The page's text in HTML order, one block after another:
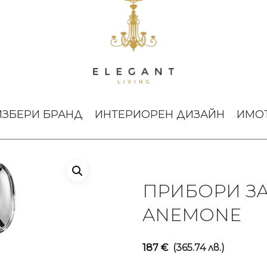
БРАНД ИНТЕРИОРЕН ДИЗАЙН
ПРИБОРИ
ANEMONE
187 € (365.74 лв.)